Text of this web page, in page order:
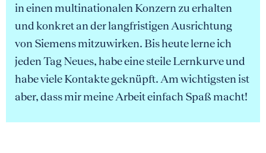
in einen multinationalen Konzern zu erhalten
und konkret an der langfristigen Ausrichtung
von Siemens mitzuwirken. Bis heute lerne ich
jeden Tag Neues, habe eine steile Lernkurve und
habe viele Kontakte geknüpft. Am wichtigsten ist
aber, dass mir meine Arbeit einfach Spaß macht!